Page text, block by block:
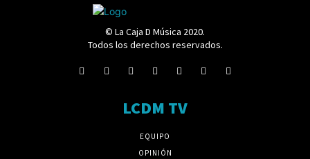
© La Caja D Música 2020.
Todos los derechos reservados.
LCDM TV
EQUIPO
OPINIÓN